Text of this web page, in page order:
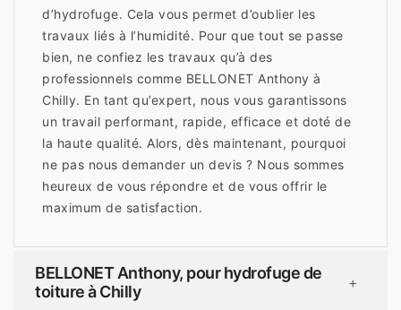
d’hydrofuge. Cela vous permet d’oublier les
travaux liés à l’humidité. Pour que tout se passe
bien, ne confiez les travaux qu’à des
professionnels comme BELLONET Anthony à
Chilly. En tant qu’expert, nous vous garantissons
un travail performant, rapide, efficace et doté de
la haute qualité. Alors, dès maintenant, pourquoi
ne pas nous demander un devis ? Nous sommes
heureux de vous répondre et de vous offrir le
maximum de satisfaction.
BELLONET Anthony, pour hydrofuge de
toiture à Chilly
+